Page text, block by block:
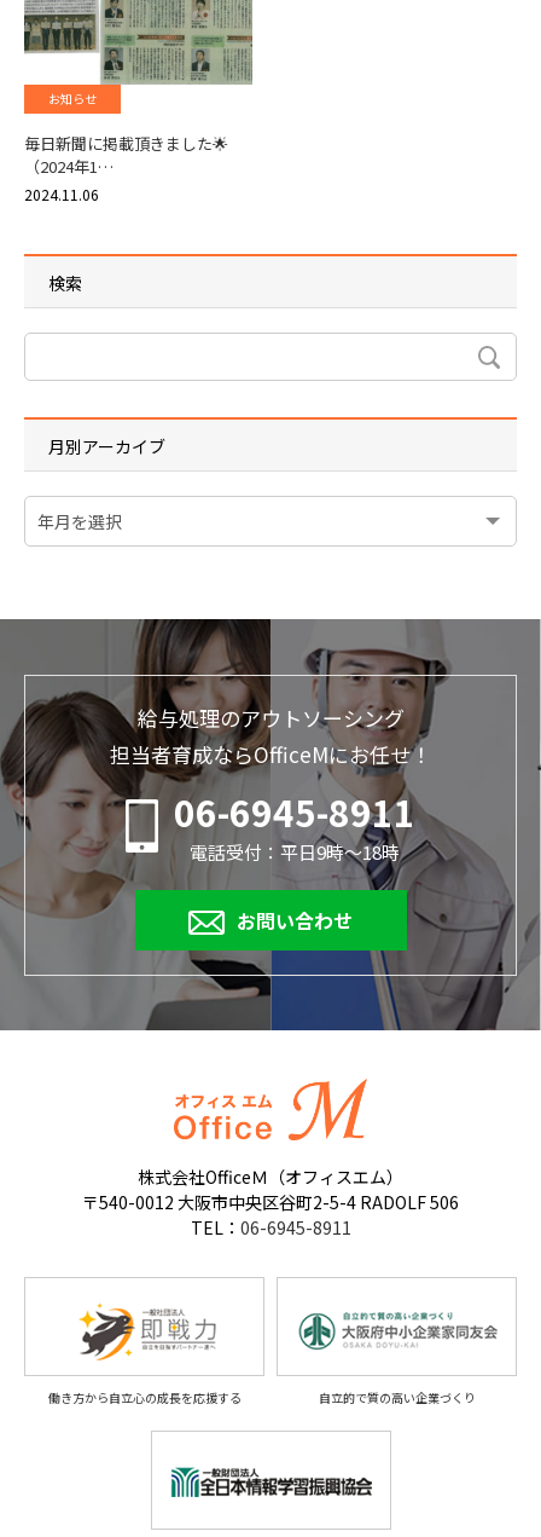
お知らせ
毎日新聞に掲載頂きました🌟
（2024年1…
2024.11.06
検索
月別アーカイブ
給与処理のアウトソーシング
担当者育成ならOfficeMにお任せ！
06-6945-8911
電話受付：平日9時～18時
お問い合わせ
株式会社OfficeＭ（オフィスエム）
〒540-0012 大阪市中央区谷町2-5-4 RADOLF 506
TEL： 06-6945-8911
働き方から自立心の成長を応援する 自立的で質の高い企業づくり